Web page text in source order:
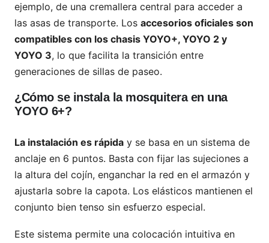
ejemplo, de una cremallera central para acceder a
las asas de transporte. Los accesorios oficiales son
compatibles con los chasis YOYO+, YOYO 2 y
YOYO 3, lo que facilita la transición entre
generaciones de sillas de paseo.
¿Cómo se instala la mosquitera en una
YOYO 6+?
La instalación es rápida y se basa en un sistema de
anclaje en 6 puntos. Basta con fijar las sujeciones a
la altura del cojín, enganchar la red en el armazón y
ajustarla sobre la capota. Los elásticos mantienen el
conjunto bien tenso sin esfuerzo especial.
Este sistema permite una colocación intuitiva en